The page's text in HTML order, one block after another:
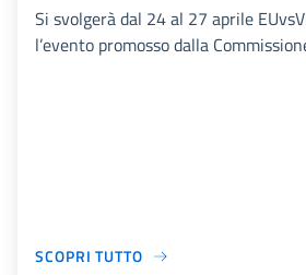
Si svolgerà dal 24 al 27 aprile
l’evento promosso dalla
SCOPRI TUTTO